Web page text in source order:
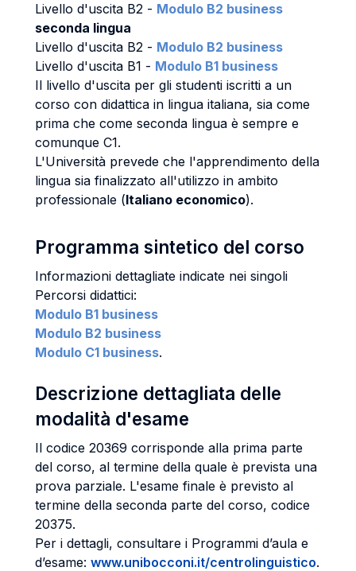
Livello d'uscita B2 - Modulo B2 business
seconda lingua
Livello d'uscita B2 - Modulo B2 business
Livello d'uscita B1 - Modulo B1 business
Il livello d'uscita per gli studenti iscritti a un
corso con didattica in lingua italiana, sia come
prima che come seconda lingua è sempre e
comunque C1.
L'Università prevede che l'apprendimento della
lingua sia finalizzato all'utilizzo in ambito
professionale (Italiano economico).
Programma sintetico del corso
Informazioni dettagliate indicate nei singoli
Percorsi didattici:
Modulo B1 business
Modulo B2 business
Modulo C1 business.
Descrizione dettagliata delle
modalità d'esame
Il codice 20369 corrisponde alla prima parte
del corso, al termine della quale è prevista una
prova parziale. L'esame finale è previsto al
termine della seconda parte del corso, codice
20375.
Per i dettagli, consultare i Programmi d’aula e
d’esame: www.unibocconi.it/centrolinguistico.